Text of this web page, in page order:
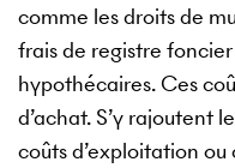
comme les droits de
frais de registre
hypothécaires. Ces
d’achat. S’y rajoutent
coûts d’exploitation